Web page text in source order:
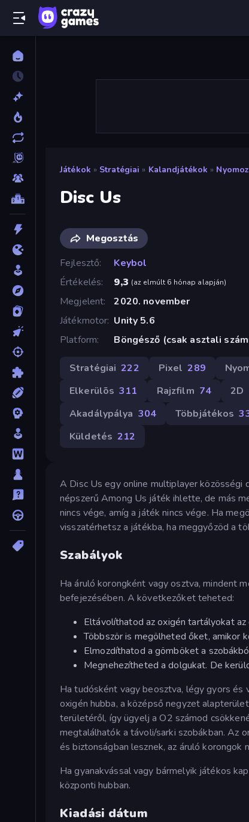
Játékok » Stratégiai » Kalandjátékok »
Disc Us
Megosztás
Fejlesztő
Keybol
Értékelés
9,3 (az elmúlt 6 hónap alapján)
Megjelent
2020. november
Játékmotor Unity 5.6
Platform
Böngésző (csak asztali
Stratégiai 222 Pixel 289
Elkerülõs 311 Rajzfilm 74 2D
Akadálypálya 304 Többjátékos
Küldetés 212
A Disc Us egy online multiplayer
népszerű Among Us játék ihlette, de más
nincs vége, amíg a játék nincs vége. Ha
visszatérhetsz a játékba, ha meggyőzöd a
Szabályok
Ha áruló korongként vagy osztva, mindent
befejezésében. A következőket teheted:
Eltávolíthatod az oxigén tartályokat
Többször is megölheted őket, amikor
Elmozdíthatod a gömböket a
Megnehezítheted a dolgukat. De
Ha tudósként vagy beosztva, légy gyors és
oxigén hubba, a középső negyzet
területéről, így ügyelj a O2 számod
megtalálhatók a távoli/sarki szobákban. Az
és biztonságban lesznek, az áruló korongok
Ha gyanakvással vagy bármelyik játékos
központi hubban.
Kiadási dátum